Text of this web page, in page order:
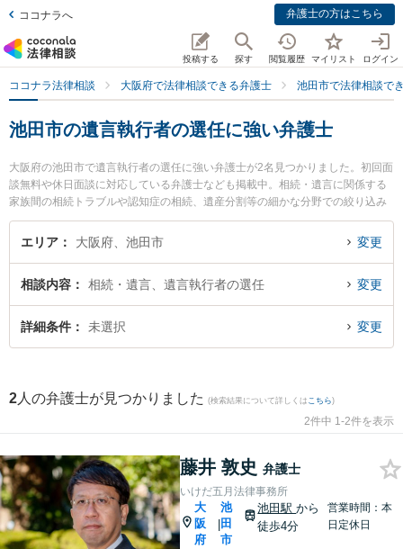
ココナラへ 弁護士の方はこちら
投稿する 探す 閲覧履歴 マイリスト ログイン
ココナラ法律相談 大阪府で法律相談できる弁護士 池田市で法律相談で
池田市の遺言執行者の選任に強い弁護士
大阪府の池田市で遺言執行者の選任に強い弁護士が2名見つかりました。初回面
談無料や休日面談に対応している弁護士なども掲載中。相続・遺言に関係する
家族間の相続トラブルや認知症の相続、遺産分割等の細かな分野での絞り込み
検索もでき便利です。特にいけだ五月法律事務所の藤井 敦史弁護士や弁護士法
人千里みなみ法律事務所 石橋オフィスの東山 慎一朗弁護士のプロフィール情報
の選任のトラブル解決の実績豊富な近くの弁護士を検索したい』『初回相談無
料で遺言執行者の選任を法律相談できる池田市内の弁護士に相談予約したい』
などでお困りの相談者さんにおすすめです。
エリア 大阪府、池田市 変更
相談内容 相続・遺言、遺言執行者の選任 変更
詳細条件 未選択 変更
2 人の弁護士が見つかりました (検索結果について詳しくは こちら)
2件中 1-2件を表示
藤井 敦史 弁護士
いけだ五月法律事務所
大
阪
府
|
池
田
市
池田駅から
徒歩4分
営業時間：本
日定休日